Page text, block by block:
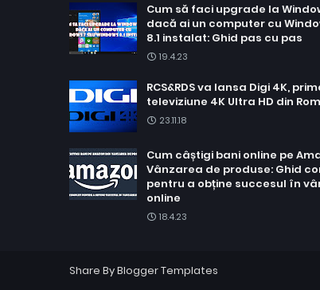
Cum să faci upgrade la
dacă ai un computer cu
8.1 instalat: Ghid pas cu pas
19.4.23
RCS&RDS va lansa Digi 4K,
televiziune 4K Ultra HD din
23.11.18
Cum câștigi bani online pe
Vânzarea de produse: Ghid
pentru a obține succesul în
online
18.4.23
Share ByBlogger Templates